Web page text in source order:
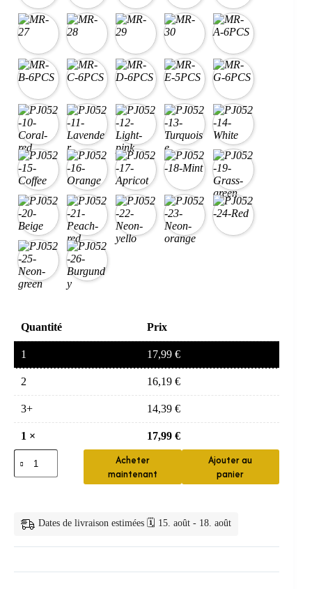
Quantité Prix
1 17,99 €
2 16,19 €
3+ 14,39 €
1 × 17,99 €
quantité
de
chouchou
élastiques
fausse
Acheter
maintenant
Ajouter au
panier
Dates de livraison estimées 🗓️ 15. août - 18. août